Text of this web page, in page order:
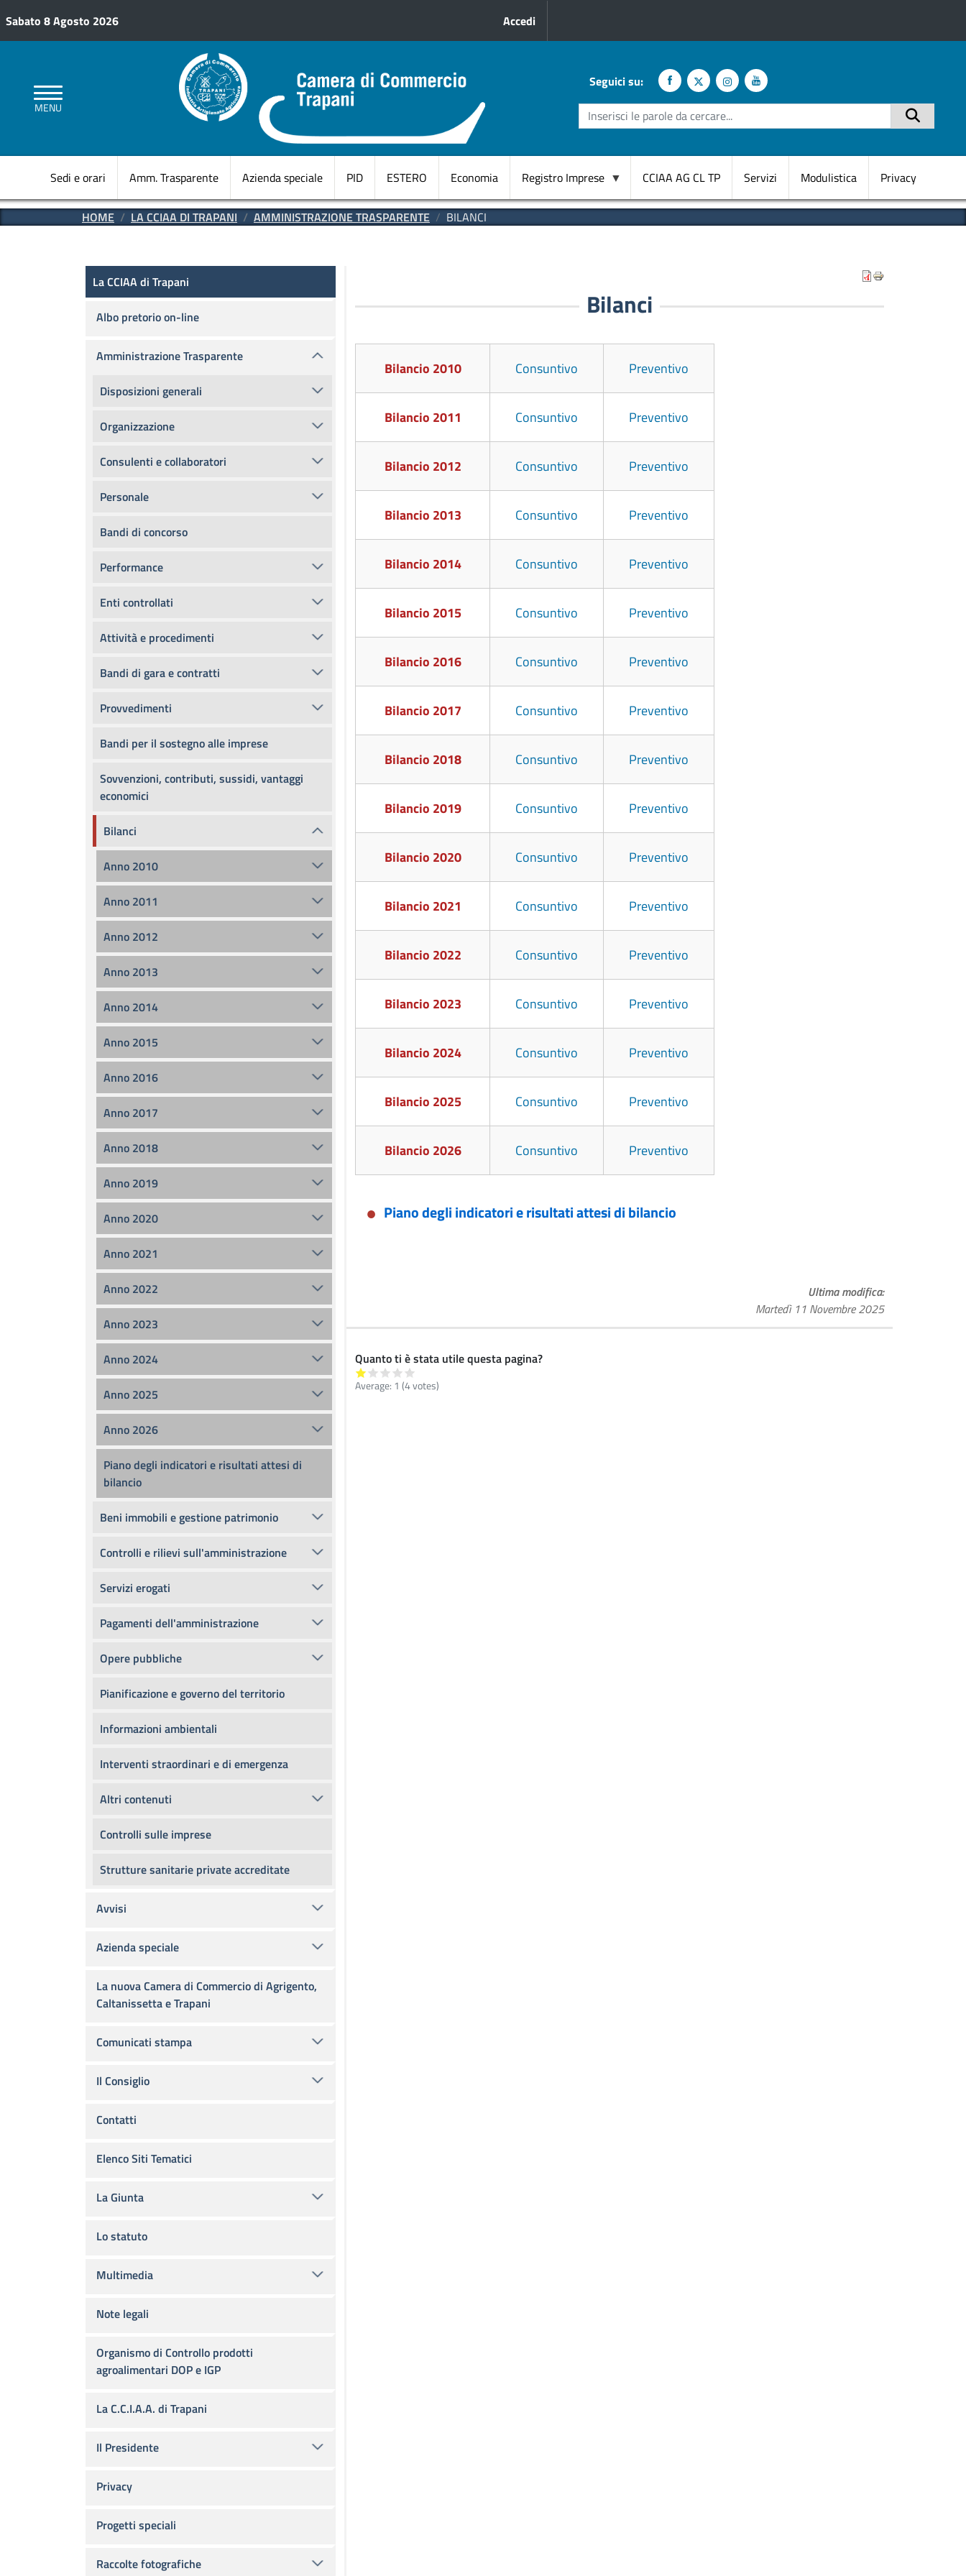
Sabato 8 Agosto 2026 Menu profilo utente
Accedi
MENU
Seguici su:
Cerca
Sedi e orari Amm. Trasparente Azienda speciale PID ESTERO Economia Registro Imprese
Domicilio
Digitale
Start
Up innovative
CCIAA AG CL TP Servizi Modulistica Privacy
HOME LA CCIAA DI TRAPANI AMMINISTRAZIONE TRASPARENTE BILANCI
Bilanci
Bilancio 2010 Consuntivo Preventivo
Bilancio 2011 Consuntivo Preventivo
Bilancio 2012 Consuntivo Preventivo
Bilancio 2013 Consuntivo Preventivo
Bilancio 2014 Consuntivo Preventivo
Bilancio 2015 Consuntivo Preventivo
Bilancio 2016 Consuntivo Preventivo
Bilancio 2017 Consuntivo Preventivo
Bilancio 2018 Consuntivo Preventivo
Bilancio 2019 Consuntivo Preventivo
Bilancio 2020 Consuntivo Preventivo
Bilancio 2021 Consuntivo Preventivo
Bilancio 2022 Consuntivo Preventivo
Bilancio 2023 Consuntivo Preventivo
Bilancio 2024 Consuntivo Preventivo
Bilancio 2025 Consuntivo Preventivo
Bilancio 2026 Consuntivo Preventivo
Piano degli indicatori e risultati attesi di bilancio
Ultima modifica
Martedì 11 Novembre 2025
Quanto ti è stata utile questa pagina?
Average: 1 (4votes)
Amministrazione Trasparente
La CCIAA di Trapani
La CCIAA di Trapani
Albo pretorio on-line
Amministrazione Trasparente
Disposizioni generali
Organizzazione
Consulenti e collaboratori
Personale
Bandi di concorso
Performance
Enti controllati
Attività e procedimenti
Bandi di gara e contratti
Provvedimenti
Bandi per il sostegno alle imprese
Sovvenzioni, contributi, sussidi, vantaggi
economici
Bilanci
Anno 2010
Anno 2011
Anno 2012
Anno 2013
Anno 2014
Anno 2015
Anno 2016
Anno 2017
Anno 2018
Anno 2019
Anno 2020
Anno 2021
Anno 2022
Anno 2023
Anno 2024
Anno 2025
Anno 2026
Piano degli indicatori e risultati attesi di
bilancio
Beni immobili e gestione patrimonio
Controlli e rilievi sull'amministrazione
Servizi erogati
Pagamenti dell'amministrazione
Opere pubbliche
Pianificazione e governo del territorio
Informazioni ambientali
Interventi straordinari e di emergenza
Altri contenuti
Controlli sulle imprese
Strutture sanitarie private accreditate
Avvisi
Azienda speciale
La nuova Camera di Commercio di Agrigento,
Caltanissetta e Trapani
Comunicati stampa
Il Consiglio
Contatti
Elenco Siti Tematici
La Giunta
Lo statuto
Multimedia
Note legali
Organismo di Controllo prodotti
agroalimentari DOP e IGP
La C.C.I.A.A. di Trapani
Il Presidente
Privacy
Progetti speciali
Raccolte fotografiche